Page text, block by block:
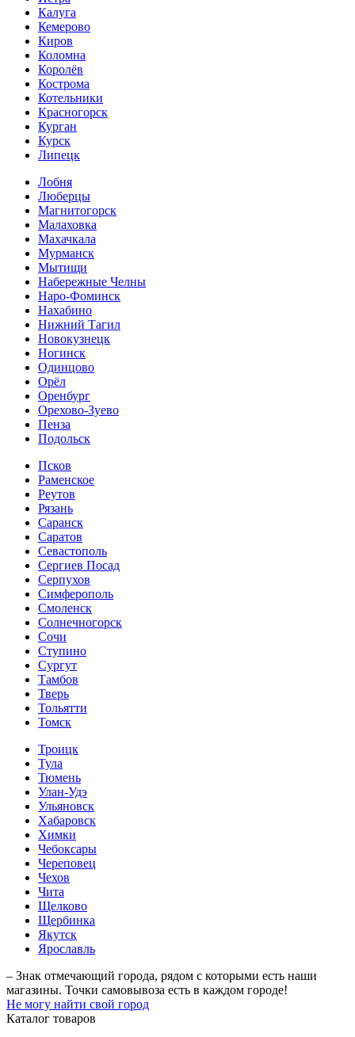
Калуга
Кемерово
Киров
Коломна
Королёв
Кострома
Котельники
Красногорск
Курган
Курск
Липецк
Лобня
Люберцы
Магнитогорск
Малаховка
Махачкала
Мурманск
Мытищи
Набережные Челны
Наро-Фоминск
Нахабино
Нижний Тагил
Новокузнецк
Ногинск
Одинцово
Орёл
Оренбург
Орехово-Зуево
Пенза
Подольск
Псков
Раменское
Реутов
Рязань
Саранск
Саратов
Севастополь
Сергиев Посад
Серпухов
Симферополь
Смоленск
Солнечногорск
Сочи
Ступино
Сургут
Тамбов
Тверь
Тольятти
Томск
Троицк
Тула
Тюмень
Улан-Удэ
Ульяновск
Хабаровск
Химки
Чебоксары
Череповец
Чехов
Чита
Щелково
Щербинка
Якутск
Ярославль
– Знак отмечающий города, рядом с которыми есть наши
магазины. Точки самовывоза есть в каждом городе!
Не могу найти свой город
Каталог товаров